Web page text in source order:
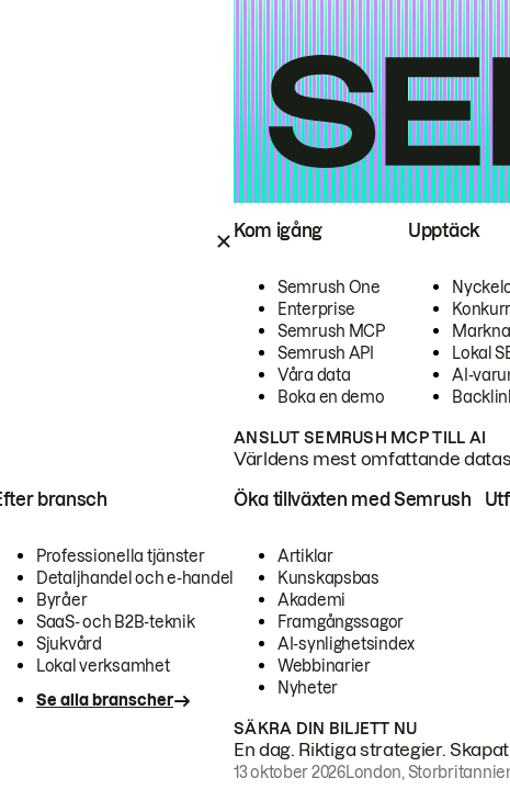
Kom igång
Semrush One
Enterprise
Semrush MCP
Semrush API
Våra data
Boka en demo
Upptäck
Lokal
AI-
ANSLUT SEMRUSH MCP TILL AI
Världens mest omfattande
bransch
Professionella tjänster
Detaljhandel och e-handel
Byråer
SaaS- och B2B-teknik
Sjukvård
Lokal verksamhet
Se alla branscher
Öka tillväxten med Semrush
Artiklar
Kunskapsbas
Akademi
Framgångssagor
AI-synlighetsindex
Webbinarier
Nyheter
SÄKRA DIN BILJETT NU
En dag. Riktiga strategier.
13 oktober 2026London,